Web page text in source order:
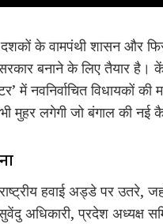
के वामपंथी शासन और
बनाने के लिए तैयार है।
में नवनिर्वाचित विधायकों
मुहर लगेगी जो बंगाल की नई
हवाई अड्डे पर उतरे,
अधिकारी, प्रदेश अध्यक्ष